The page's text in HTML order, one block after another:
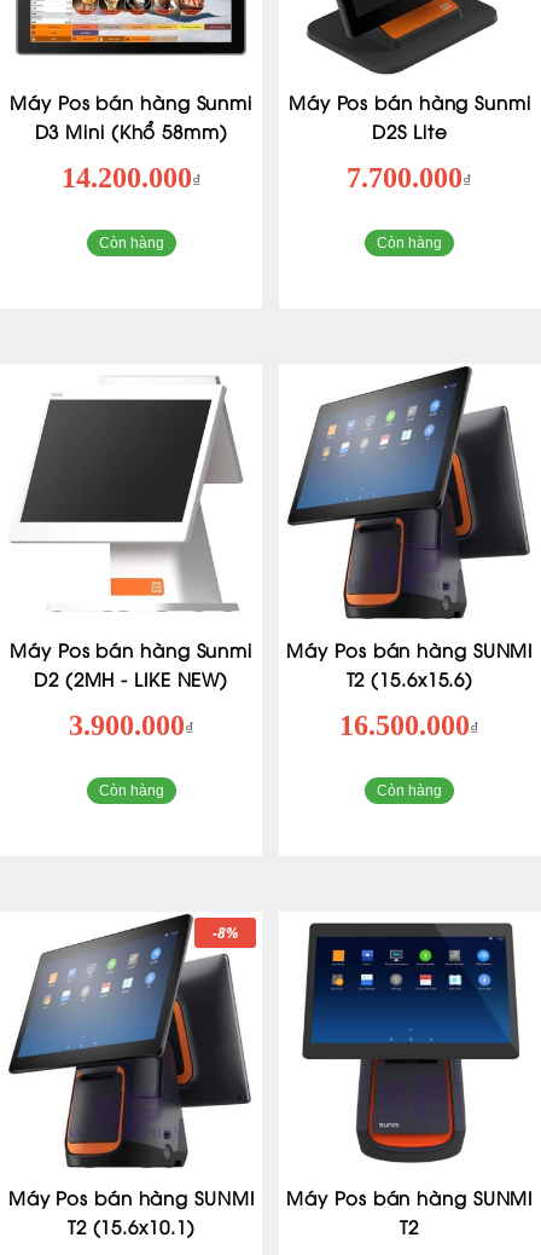
Máy Pos bán hàng Sunmi
D3 Mini (Khổ 58mm)
14.200.000₫
Còn hàng
Máy Pos bán hàng Sunmi
D2S Lite
7.700.000₫
Còn hàng
Máy Pos bán hàng Sunmi
D2 (2MH - LIKE NEW)
3.900.000₫
Còn hàng
Máy Pos bán hàng SUNMI
T2 (15.6x15.6)
16.500.000₫
Còn hàng
Máy Pos bán hàng SUNMI
T2 (15.6x10.1)
-8%
Máy Pos bán hàng SUNMI
T2